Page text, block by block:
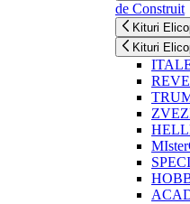
de Construit
Kituri
Kituri